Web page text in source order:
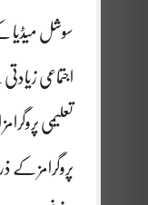
سوشل میڈیا
اجتماعی
تعلیمی
پروگرامز کے